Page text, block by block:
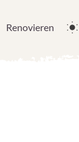
Renovieren